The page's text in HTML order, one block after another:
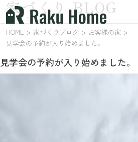
家づくりブログ
家づくり BLOG
HOME 家づくりブログ
お客様の家
見学会の予約が入り始めました。
見学会の予約が入り始めました。